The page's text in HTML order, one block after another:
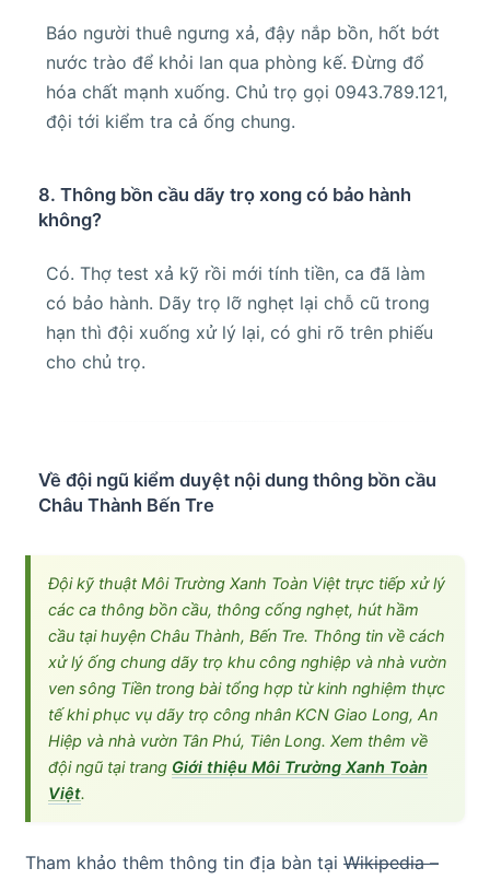
Báo người thuê ngưng xả, đậy nắp bồn, hốt bớt
nước trào để khỏi lan qua phòng kế. Đừng đổ
hóa chất mạnh xuống. Chủ trọ gọi 0943.789.121,
đội tới kiểm tra cả ống chung.
8. Thông bồn cầu dãy trọ xong có bảo hành
không?
Có. Thợ test xả kỹ rồi mới tính tiền, ca đã làm
có bảo hành. Dãy trọ lỡ nghẹt lại chỗ cũ trong
hạn thì đội xuống xử lý lại, có ghi rõ trên phiếu
cho chủ trọ.
Về đội ngũ kiểm duyệt nội dung thông bồn cầu
Châu Thành Bến Tre
Đội kỹ thuật Môi Trường Xanh Toàn Việt trực tiếp xử lý
các ca thông bồn cầu, thông cống nghẹt, hút hầm
cầu tại huyện Châu Thành, Bến Tre. Thông tin về cách
xử lý ống chung dãy trọ khu công nghiệp và nhà vườn
ven sông Tiền trong bài tổng hợp từ kinh nghiệm thực
tế khi phục vụ dãy trọ công nhân KCN Giao Long, An
Hiệp và nhà vườn Tân Phú, Tiên Long. Xem thêm về
đội ngũ tại trang Giới thiệu Môi Trường Xanh Toàn
Việt.
Tham khảo thêm thông tin địa bàn tại Wikipedia –